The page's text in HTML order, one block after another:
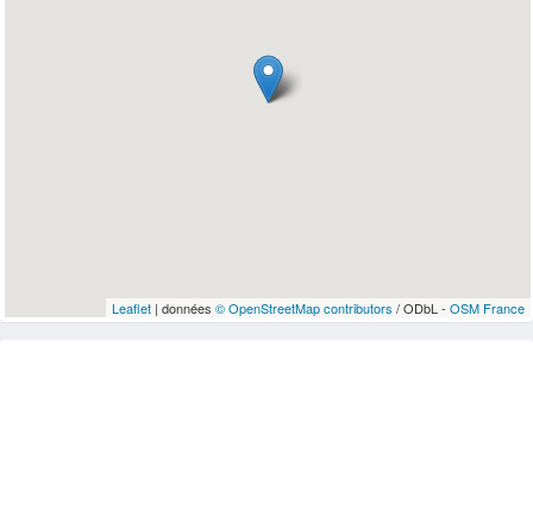
Leaflet| données © OpenStreetMap contributors / ODbL - OSM France